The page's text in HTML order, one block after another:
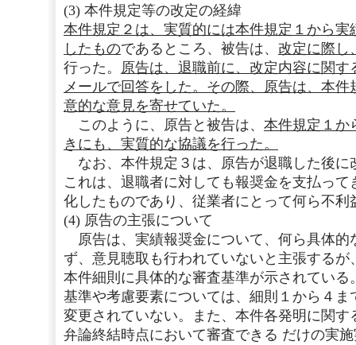
(3) 本件規定等の改定の経緯
本件規定２は、実質的には本件規定１から
したものであるところ、被告は、 改定に際し
行った。 原告は、退職前に、改定内容に関
メールで回答をした。その際、原告は、本
意的な意見を寄せていた。
このように、原告と被告は、 本件規定１か
きにも、実質的な協議を行った。
なお、本件規定３は、原告が退職した後に
これは、退職者に対しても報奨金を支払っ
化したものであり、従業者にとって何ら不利
(4) 原告の主張について
原告は、実績報奨金について、何ら具体的
ず、意見聴取も行われていないと主張する
本件細則に具体的な審査基準が示されてい
基準や考慮要素については、細則１から４
変更されていない。また、本件各発明に関
弁論終結時点において審査できる だけの実